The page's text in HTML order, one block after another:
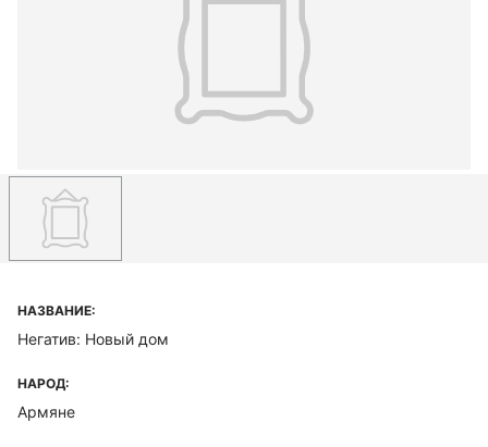
НАЗВАНИЕ:
Негатив: Новый дом
НАРОД:
Армяне